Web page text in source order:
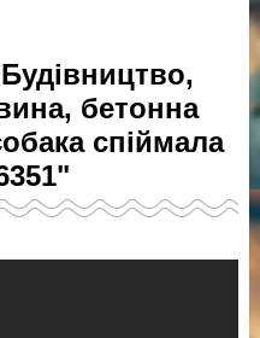
бетонна
спіймала